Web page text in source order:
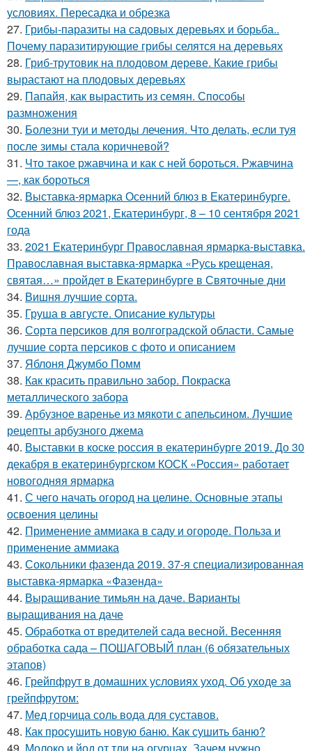
условиях. Пересадка и обрезка
27. Грибы-паразиты на садовых деревьях и борьба..
Почему паразитирующие грибы селятся на деревьях
28. Гриб-трутовик на плодовом дереве. Какие грибы
вырастают на плодовых деревьях
29. Папайя, как вырастить из семян. Способы
размножения
30. Болезни туи и методы лечения. Что делать, если туя
после зимы стала коричневой?
31. Что такое ржавчина и как с ней бороться. Ржавчина
—, как бороться
32. Выставка-ярмарка Осенний блюз в Екатеринбурге.
Осенний блюз 2021, Екатеринбург, 8 – 10 сентября 2021
года
33. 2021 Екатеринбург Православная ярмарка-выставка.
Православная выставка-ярмарка «Русь крещеная,
святая…» пройдет в Екатеринбурге в Святочные дни
34. Вишня лучшие сорта.
35. Груша в августе. Описание культуры
36. Сорта персиков для волгоградской области. Самые
лучшие сорта персиков с фото и описанием
37. Яблоня Джумбо Помм
38. Как красить правильно забор. Покраска
металлического забора
39. Арбузное варенье из мякоти с апельсином. Лучшие
рецепты арбузного джема
40. Выставки в коске россия в екатеринбурге 2019. До 30
декабря в екатеринбургском КОСК «Россия» работает
новогодняя ярмарка
41. С чего начать огород на целине. Основные этапы
освоения целины
42. Применение аммиака в саду и огороде. Польза и
применение аммиака
43. Сокольники фазенда 2019. 37-я специализированная
выставка-ярмарка «Фазенда»
44. Выращивание тимьян на даче. Варианты
выращивания на даче
45. Обработка от вредителей сада весной. Весенняя
обработка сада – ПОШАГОВЫЙ план (6 обязательных
этапов)
46. Грейпфрут в домашних условиях уход. Об уходе за
грейпфрутом:
47. Мед горчица соль вода для суставов.
48. Как просушить новую баню. Как сушить баню?